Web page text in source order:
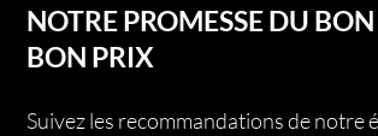
NOTRE PROMESSE DU
BON PRIX
Suivez les recommandations de notre